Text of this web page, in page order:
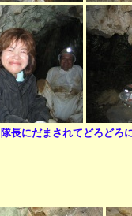
隊長にだまされてどろどろ